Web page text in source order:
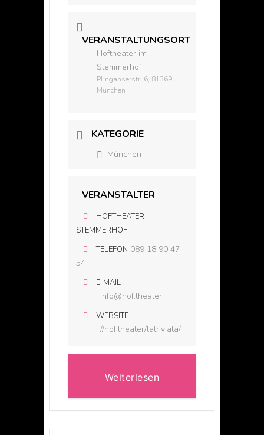
VERANSTALTUNGSORT
Hoftheater im
Stemmerhof
Plinganserstr. 6, 81369
München
KATEGORIE
München
VERANSTALTER
HOFTHEATER
STEMMERHOF
TELEFON 089 18 90 47
54
E-MAIL
info@hof.theater
WEBSITE
//hof.theater/latriviata/
Weiterlesen